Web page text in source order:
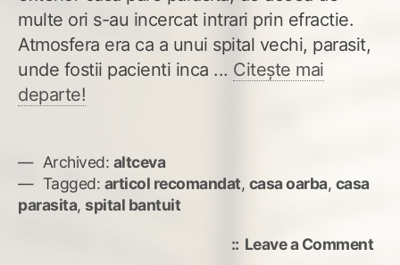
multe ori s-au incercat intrari prin efractie.
Atmosfera era ca a unui spital vechi, parasit,
unde fostii pacienti inca ... Citește mai
departe!
Archived: altceva
Tagged: articol recomandat, casa oarba, casa
parasita, spital bantuit
Leave a Commenton